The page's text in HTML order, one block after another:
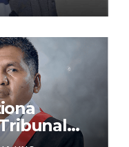
liberación